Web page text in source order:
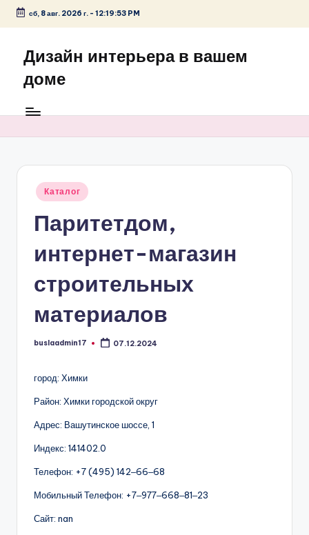
Перейти
содержимому
сб, 8 авг. 2026 г.- 12:19:53 PM
Дизайн интерьера в вашем
доме
Опубликовано
Каталог
Паритетдом,
интернет-магазин
строительных
материалов
Запись
buslaadmin17 07.12.2024
город: Химки
Район: Химки городской округ
Адрес: Вашутинское шоссе, 1
Индекс: 141402.0
Телефон: +7 (495) 142‒66‒68
Мобильный Телефон: +7‒977‒668‒81‒23
Сайт: nan